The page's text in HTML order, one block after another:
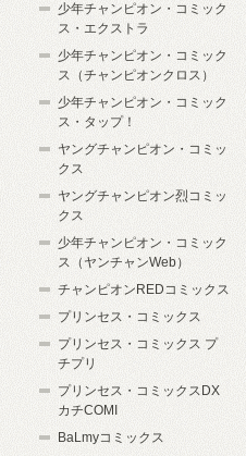
少年チャンピオン・コミック
ス・エクストラ
少年チャンピオン・コミック
ス（チャンピオンクロス）
少年チャンピオン・コミック
ス・タップ！
ヤングチャンピオン・コミッ
クス
ヤングチャンピオン烈コミッ
クス
少年チャンピオン・コミック
ス（ヤンチャンWeb）
チャンピオンREDコミックス
プリンセス・コミックス
プリンセス・コミックス プ
チプリ
プリンセス・コミックスDX
カチCOMI
BaLmyコミックス